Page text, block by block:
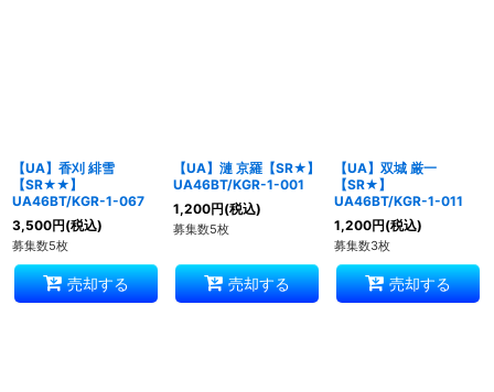
【UA】香刈 緋雪
【SR★★】
UA46BT/KGR-1-067
3,500円(税込)
募集数5枚
売却する
【UA】漣 京羅【SR★】
UA46BT/KGR-1-001
1,200円(税込)
募集数5枚
売却する
【UA】双城 厳一
【SR★】
UA46BT/KGR-1-011
1,200円(税込)
募集数3枚
売却する